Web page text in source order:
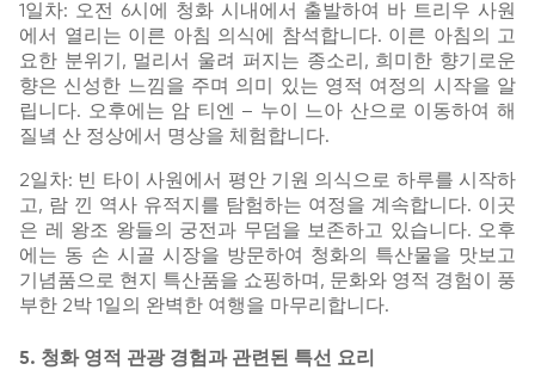
1일차: 오전 6시에 청화 시내에서 출발하여 바 트리우 사원
에서 열리는 이른 아침 의식에 참석합니다. 이른 아침의 고
요한 분위기, 멀리서 울려 퍼지는 종소리, 희미한 향기로운
향은 신성한 느낌을 주며 의미 있는 영적 여정의 시작을 알
립니다. 오후에는 암 티엔 – 누이 느아 산으로 이동하여 해
질녘 산 정상에서 명상을 체험합니다.
2일차: 빈 타이 사원에서 평안 기원 의식으로 하루를 시작하
고, 람 낀 역사 유적지를 탐험하는 여정을 계속합니다. 이곳
은 레 왕조 왕들의 궁전과 무덤을 보존하고 있습니다. 오후
에는 동 손 시골 시장을 방문하여 청화의 특산물을 맛보고
기념품으로 현지 특산품을 쇼핑하며, 문화와 영적 경험이 풍
부한 2박 1일의 완벽한 여행을 마무리합니다.
5. 청화 영적 관광 경험과 관련된 특선 요리